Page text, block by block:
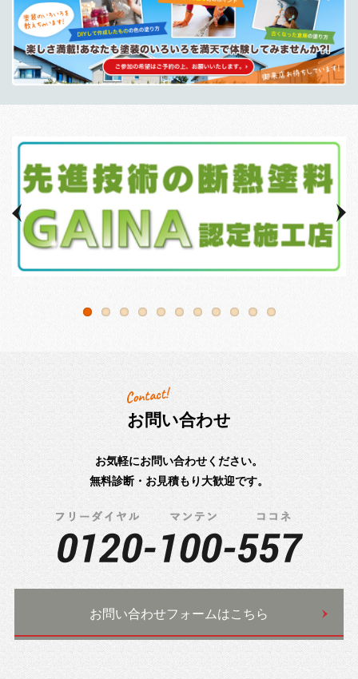
お問い合わせ
お気軽にお問い合わせください。
無料診断・お見積もり大歓迎です。
お問い合わせフォームはこちら